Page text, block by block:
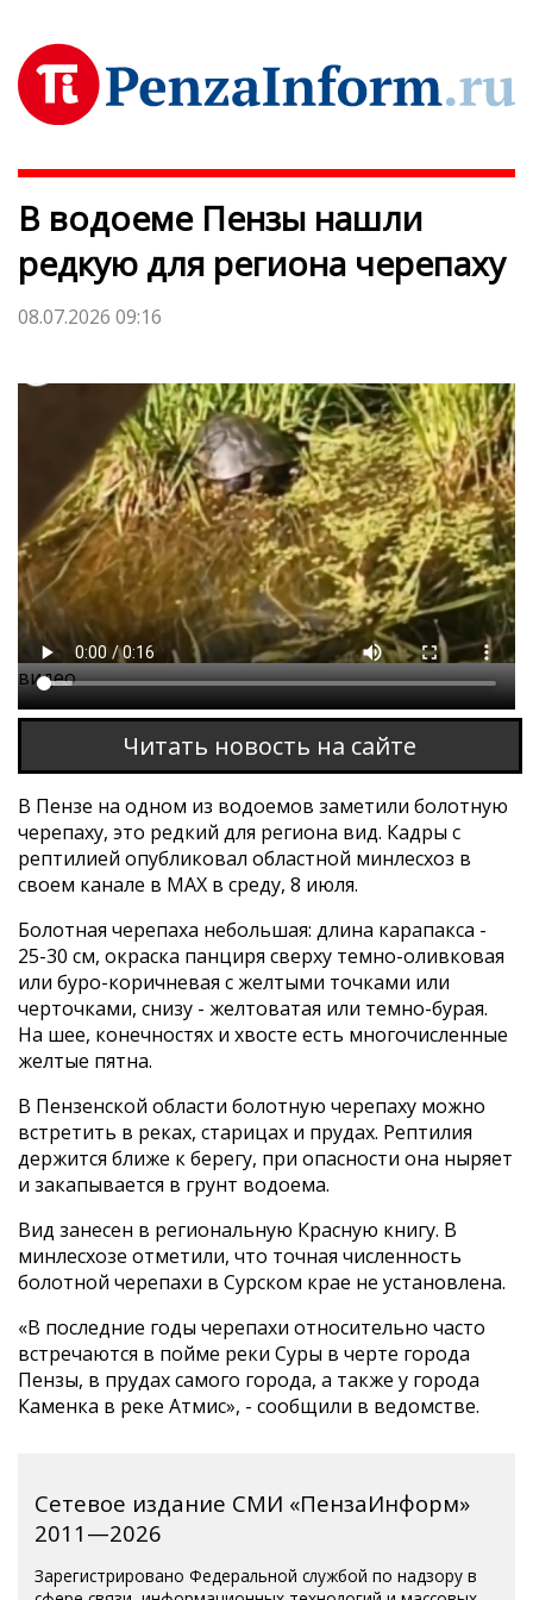
В водоеме Пензы нашли
редкую для региона черепаху
08.07.2026 09:16
Этот браузер не поддерживает проигрывание
видео
Читать новость на сайте
В Пензе на одном из водоемов заметили болотную
черепаху, это редкий для региона вид. Кадры с
рептилией опубликовал областной минлесхоз в
своем канале в МАХ в среду, 8 июля.
Болотная черепаха небольшая: длина карапакса -
25-30 см, окраска панциря сверху темно-оливковая
или буро-коричневая с желтыми точками или
черточками, снизу - желтоватая или темно-бурая.
На шее, конечностях и хвосте есть многочисленные
желтые пятна.
В Пензенской области болотную черепаху можно
встретить в реках, старицах и прудах. Рептилия
держится ближе к берегу, при опасности она ныряет
и закапывается в грунт водоема.
Вид занесен в региональную Красную книгу. В
минлесхозе отметили, что точная численность
болотной черепахи в Сурском крае не установлена.
«В последние годы черепахи относительно часто
встречаются в пойме реки Суры в черте города
Пензы, в прудах самого города, а также у города
Каменка в реке Атмис», - сообщили в ведомстве.
Сетевое издание СМИ «ПензаИнформ»
2011—2026
Зарегистрировано Федеральной службой по надзору в